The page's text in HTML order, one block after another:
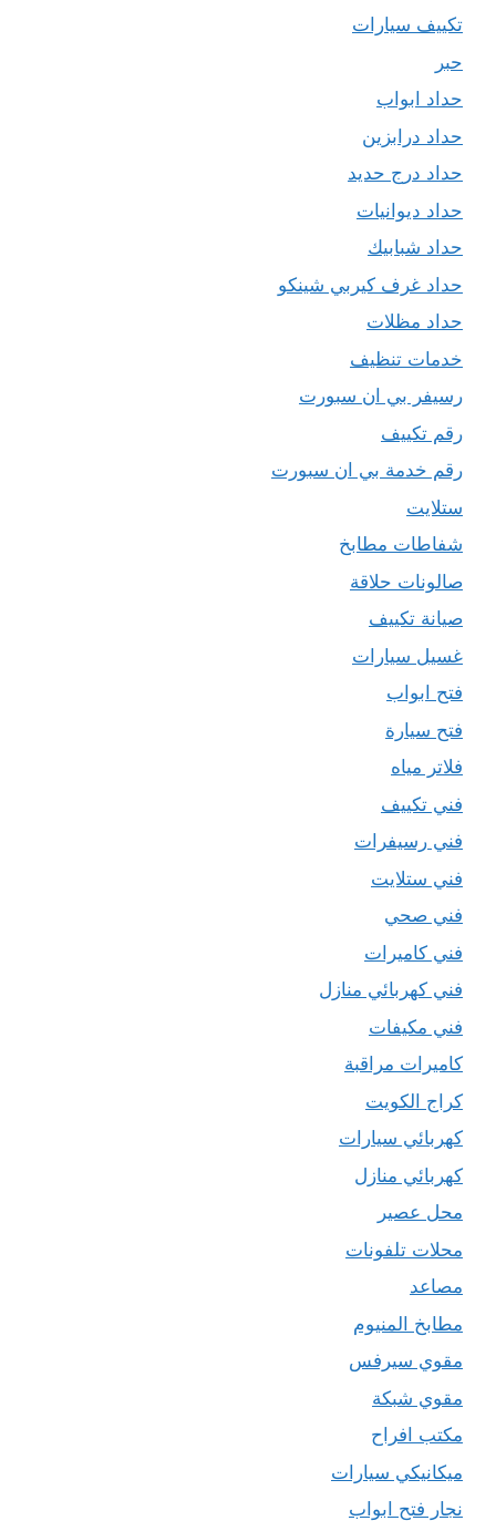
تكييف سيارات
حبر
حداد ابواب
حداد درابزين
حداد درج حديد
حداد ديوانيات
حداد شبابيك
حداد غرف كيربي شينكو
حداد مظلات
خدمات تنظيف
رسيفر بي ان سبورت
رقم تكييف
رقم خدمة بي ان سبورت
ستلايت
شفاطات مطابخ
صالونات حلاقة
صيانة تكييف
غسيل سيارات
فتح ابواب
فتح سيارة
فلاتر مياه
فني تكييف
فني رسيفرات
فني ستلايت
فني صحي
فني كاميرات
فني كهربائي منازل
فني مكيفات
كاميرات مراقبة
كراج الكويت
كهربائي سيارات
كهربائي منازل
محل عصير
محلات تلفونات
مصاعد
مطابخ المنيوم
مقوي سيرفس
مقوي شبكة
مكتب افراح
ميكانيكي سيارات
نجار فتح ابواب